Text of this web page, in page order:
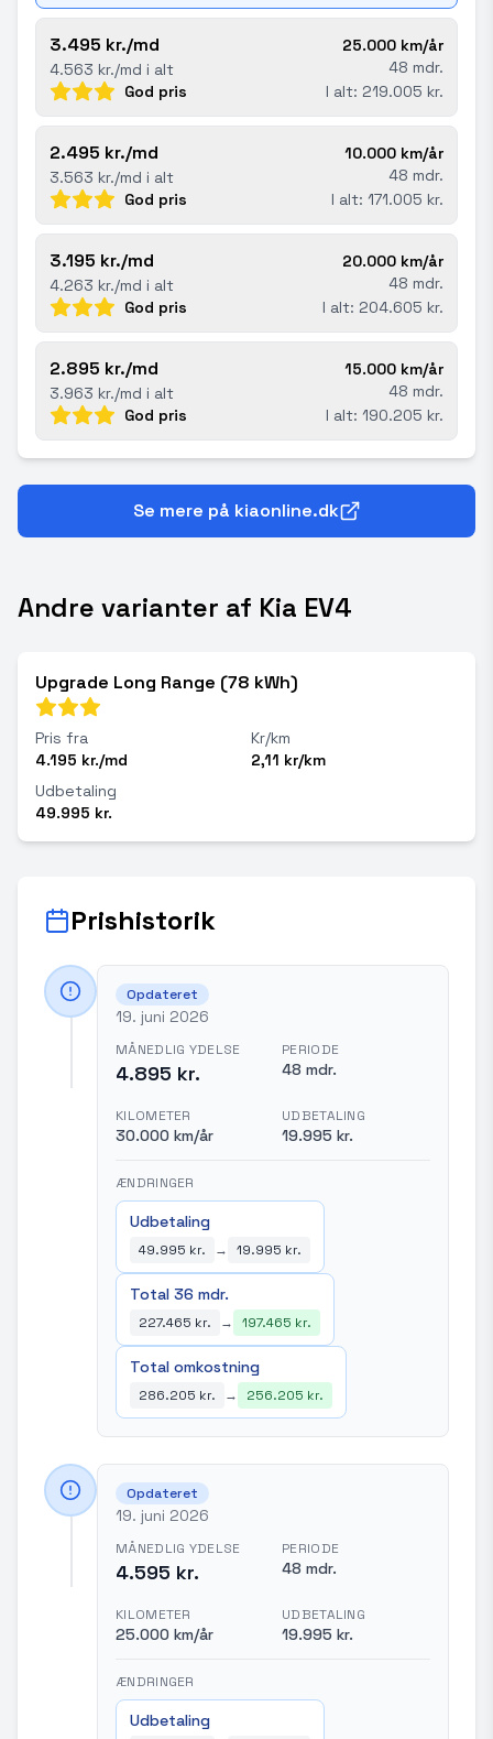
3.495 kr./md
4.563 kr./md i alt
25.000 km/år
48 mdr.
God pris
I alt: 219.005 kr.
2.495 kr./md
3.563 kr./md i alt
10.000 km/år
48 mdr.
God pris
I alt: 171.005 kr.
3.195 kr./md
4.263 kr./md i alt
20.000 km/år
48 mdr.
God pris
I alt: 204.605 kr.
2.895 kr./md
3.963 kr./md i alt
15.000 km/år
48 mdr.
God pris
I alt: 190.205 kr.
Se mere på kiaonline.dk
Andre varianter af Kia EV4
Upgrade Long Range (78 kWh)
Pris fra
4.195 kr./md
Kr/km
2,11 kr/km
Udbetaling
49.995 kr.
Prishistorik
Opdateret
19. juni 2026
MÅNEDLIG YDELSE
4.895 kr.
PERIODE
48 mdr.
KILOMETER
30.000 km/år
UDBETALING
19.995 kr.
ÆNDRINGER
Udbetaling
49.995 kr. → 19.995 kr.
Total 36 mdr.
227.465 kr. → 197.465 kr.
Total omkostning
286.205 kr. → 256.205 kr.
Opdateret
19. juni 2026
MÅNEDLIG YDELSE
4.595 kr.
PERIODE
48 mdr.
KILOMETER
25.000 km/år
UDBETALING
19.995 kr.
ÆNDRINGER
Udbetaling